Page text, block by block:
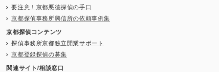
要注意！京都悪徳探偵の手口
京都探偵事務所興信所の依頼事例集
京都探偵コンテンツ
探偵事務所京都独立開業サポート
京都登録探偵の募集
関連サイト/相談窓口